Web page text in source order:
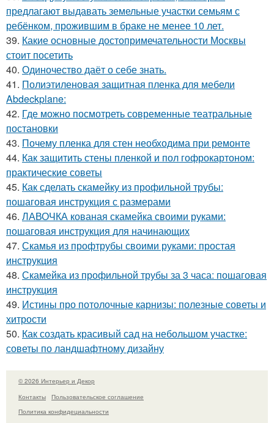
предлагают выдавать земельные участки семьям с
ребёнком, прожившим в браке не менее 10 лет.
39. Какие основные достопримечательности Москвы
стоит посетить
40. Одиночество даёт о себе знать.
41. Полиэтиленовая защитная пленка для мебели
Abdeckplane:
42. Где можно посмотреть современные театральные
постановки
43. Почему пленка для стен необходима при ремонте
44. Как защитить стены пленкой и пол гофрокартоном:
практические советы
45. Как сделать скамейку из профильной трубы:
пошаговая инструкция с размерами
46. ЛАВОЧКА кованая скамейка своими руками:
пошаговая инструкция для начинающих
47. Скамья из профтрубы своими руками: простая
инструкция
48. Скамейка из профильной трубы за 3 часа: пошаговая
инструкция
49. Истины про потолочные карнизы: полезные советы и
хитрости
50. Как создать красивый сад на небольшом участке:
советы по ландшафтному дизайну
© 2026 Интерьер и Декор
Контакты
Пользовательское соглашение
Политика конфидециальности